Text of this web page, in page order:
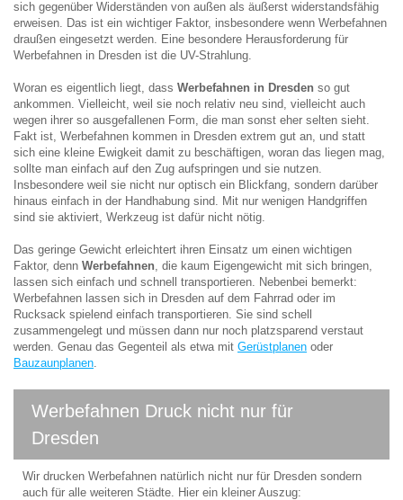
sich gegenüber Widerständen von außen als äußerst widerstandsfähig
erweisen. Das ist ein wichtiger Faktor, insbesondere wenn Werbefahnen
draußen eingesetzt werden . Eine besondere Herausforderung für
Werbefahnen in Dresden ist die UV-Strahlung.
Woran es eigentlich liegt, dass Werbefahnen in Dresden so gut
ankommen. Vielleicht, weil sie noch relativ neu sind, vielleicht auch
wegen ihrer so ausgefallenen Form, die man sonst eher selten sieht.
Fakt ist, Werbefahnen kommen in Dresden extrem gut an, und statt
sich eine kleine Ewigkeit damit zu beschäftigen, woran das liegen mag,
sollte man einfach auf den Zug aufspringen und sie nutzen.
Insbesondere weil sie nicht nur optisch ein Blickfang, sondern darüber
hinaus einfach in der Handhabung sind. Mit nur wenigen Handgriffen
sind sie aktiviert, Werkzeug ist dafür nicht nötig.
Das geringe Gewicht erleichtert ihren Einsatz um einen wichtigen
Faktor, denn Werbefahnen , die kaum Eigengewicht mit sich bringen,
lassen sich einfach und schnell transportieren. Nebenbei bemerkt:
Werbefahnen lassen sich in Dresden auf dem Fahrrad oder im
Rucksack spielend einfach transportieren. Sie sind schell
zusammengelegt und müssen dann nur noch platzsparend verstaut
werden. Genau das Gegenteil als etwa mit Gerüstplanen oder
Bauzaunplanen
Werbefahnen Druck nicht nur für
Dresden
Wir drucken Werbefahnen natürlich nicht nur für Dresden sondern
auch für alle weiteren Städte. Hier ein kleiner Auszug: